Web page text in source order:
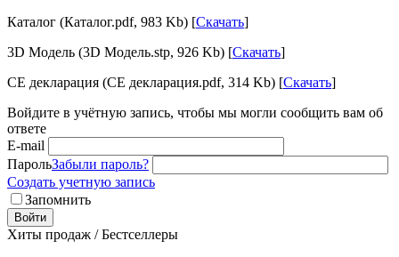
Каталог (Каталог.pdf, 983 Kb) [Скачать]
3D Модель (3D Модель.stp, 926 Kb) [Скачать]
CE декларация (CE декларация.pdf, 314 Kb) [Скачать]
Войдите в учётную запись, чтобы мы могли сообщить вам об
ответе
E-mail
ПарольЗабыли пароль?
Создать учетную запись
Запомнить
Войти
Хиты продаж / Бестселлеры